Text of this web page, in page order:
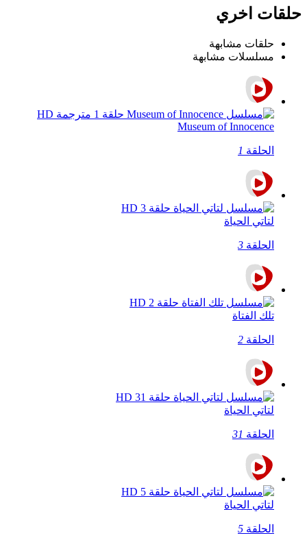
حلقات اخري
حلقات مشابهة
مسلسلات مشابهة
Museum of Innocence
الحلقة 1
لتاتي الحياة
الحلقة 3
تلك الفتاة
الحلقة 2
لتاتي الحياة
الحلقة 31
لتاتي الحياة
الحلقة 5